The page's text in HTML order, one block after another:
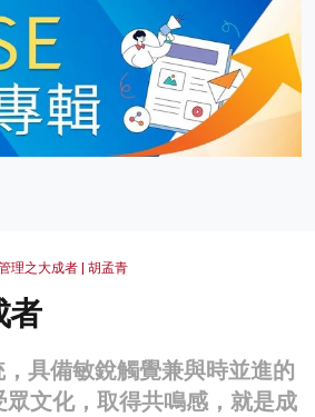
管理之大成者 | 胡孟青
者
具備敏銳觸覺兼與時並進的
眾文化，取得共鳴感，就是成